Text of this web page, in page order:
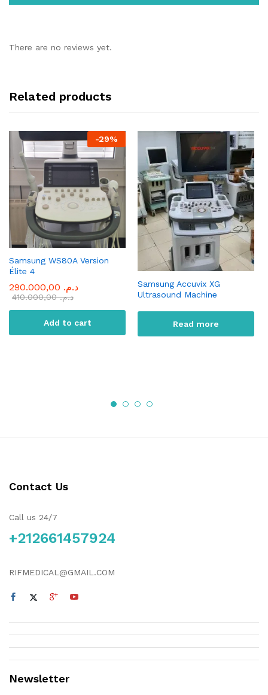
There are no reviews yet.
Related products
-29%
Samsung WS80A Version
Élite 4
د.م.
د.م.410.000,00
Add to cart
Samsung Accuvix XG
Ultrasound Machine
Read more
Contact Us
Call us 24/7
+212661457924
RIFMEDICAL@GMAIL.COM
Newsletter